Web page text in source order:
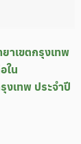
าเขตกรุงเทพ
ใน
งเทพ ประจำปี